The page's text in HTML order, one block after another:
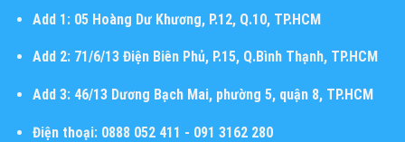
Add 1:05 Hoàng Dư Khương, P.12, Q.10, TP.HCM
Add 2:71/6/13 Điện Biên Phủ, P.15, Q.Bình Thạnh, TP.HCM
Add 3:46/13 Dương Bạch Mai, phường 5, quận 8, TP.HCM
Điện thoại:0888 052 411 - 091 3162 280